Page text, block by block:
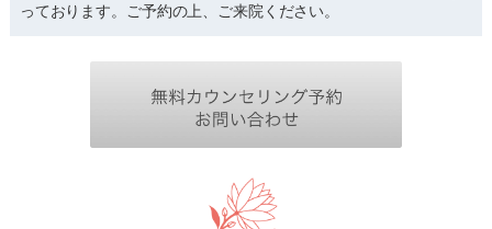
っております。ご予約の上、ご来院ください。